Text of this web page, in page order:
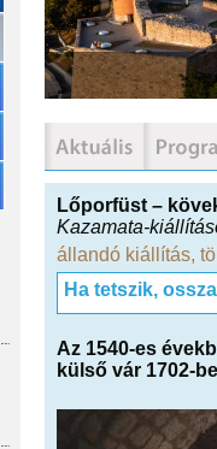
Lőporfüst –
Kazamata-
állandó kiállítás,
Ha tetszik,
Az 1540-es
külső vár 1702-